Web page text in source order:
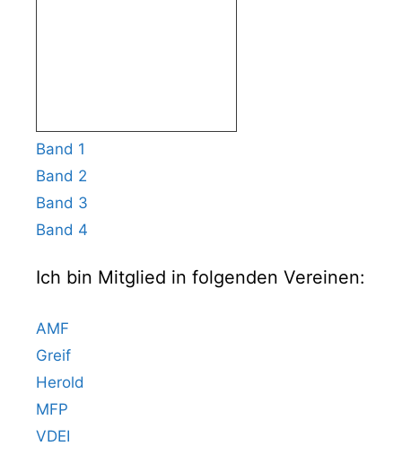
Band 1
Band 2
Band 3
Band 4
Ich bin Mitglied in folgenden Vereinen:
AMF
Greif
Herold
MFP
VDEI